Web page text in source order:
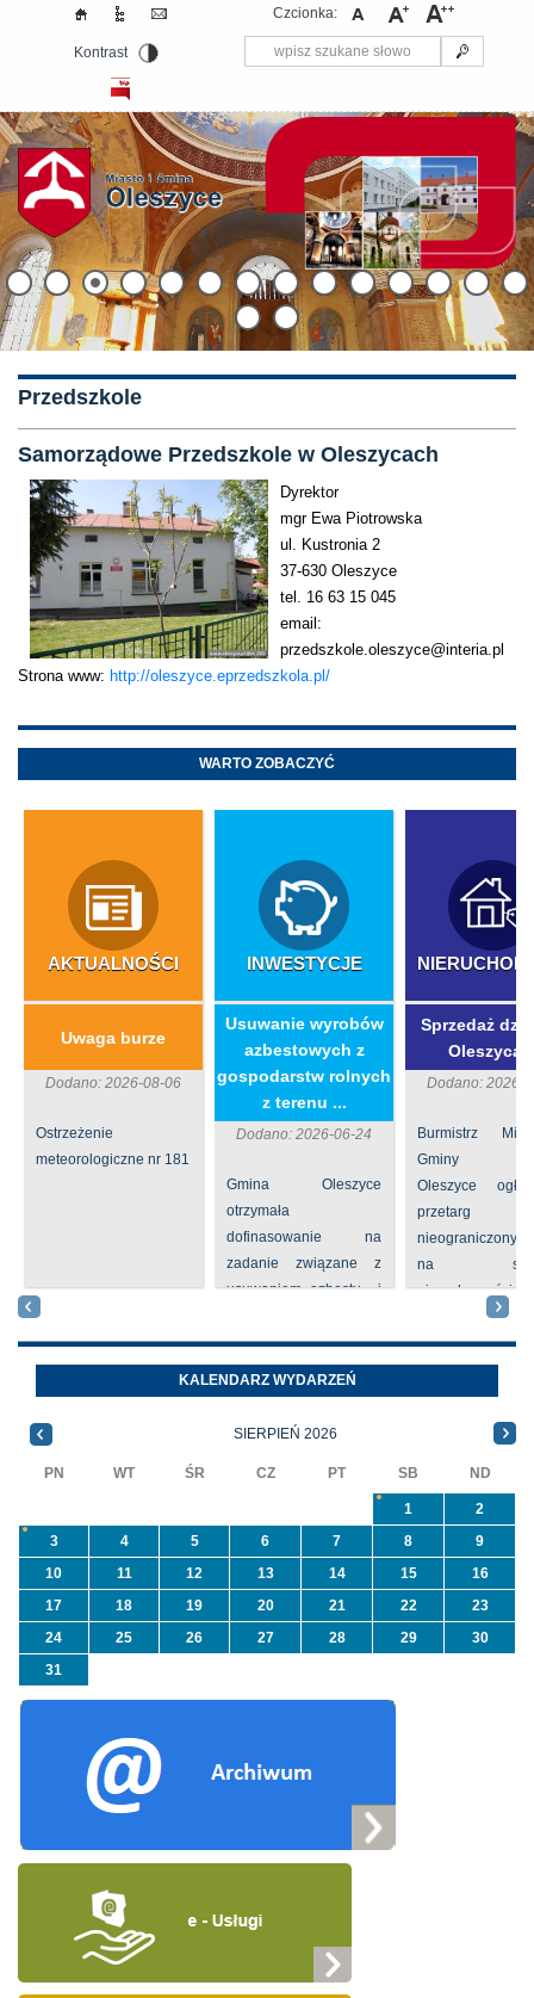
Czcionka:
Kontrast
Przedszkole
Samorządowe Przedszkole w Oleszycach
Dyrektor
mgr Ewa Piotrowska
ul. Kustronia 2
37-630 Oleszyce
tel. 16 63 15 045
email:
przedszkole.oleszyce@interia.pl
Strona www: http://oleszyce.eprzedszkola.pl/
WARTO ZOBACZYĆ
AKTUALNOŚCI
Uwaga burze
Dodano: 2026-08-06
Ostrzeżenie
meteorologiczne nr 181
INWESTYCJE
​Usuwanie wyrobów
azbestowych z
gospodarstw rolnych
z terenu ...
Dodano: 2026-06-24
Gmina Oleszyce
otrzymała
dofinasowanie na
zadanie związane z
usuwaniem azbestu i
azbest w ramach
programu
priorytetowego
NFOŚiGW pn.
Sprzedaż
Dodano: 2026-
Burmistrz
Gminy
Oleszyce
przetarg
nieograniczony
na
nieruchomości nr
Oleszycach
Orzeszkowej.
informacji ...
KALENDARZ WYDARZEŃ
SIERPIEŃ 2026
PN WT ŚR CZ PT SB ND
1
2
3
4 5 6 7 8
9
10
11 12 13 14 15
16
17
18 19 20 21 22
23
24
25 26 27 28 29
30
31